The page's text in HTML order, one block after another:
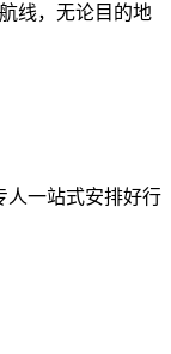
线，无论目的地
人一站式安排好行